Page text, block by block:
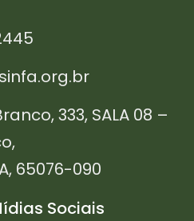
333, SALA 08 –
65076-090
Sociais